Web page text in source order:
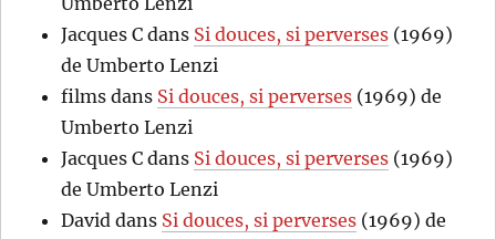
Jacques C dans Si douces, si perverses (1969)
de Umberto Lenzi
films dans Si douces, si perverses (1969) de
Umberto Lenzi
Jacques C dans Si douces, si perverses (1969)
de Umberto Lenzi
David dans Si douces, si perverses (1969) de